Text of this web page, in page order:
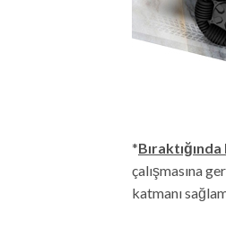
*
çalışmasına
katmanı